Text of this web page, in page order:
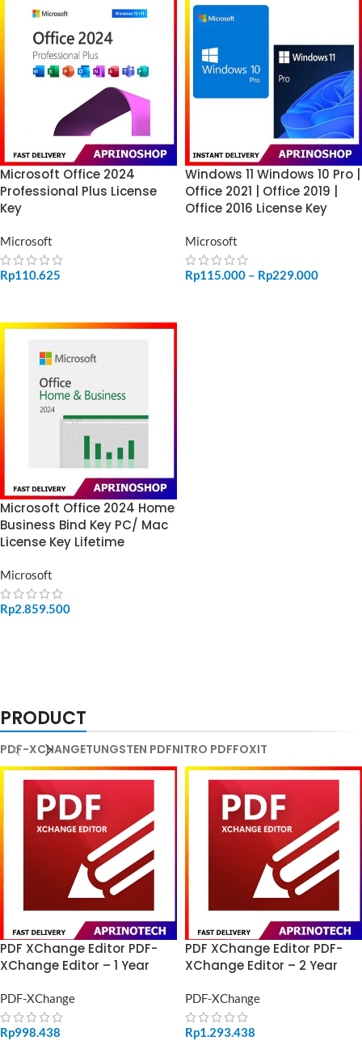
Microsoft Office 2024
Professional Plus License
Key
Microsoft
Rp110.625
Windows 11 Windows 10 Pro |
Office 2021 | Office 2019 |
Office 2016 License Key
Microsoft
Rp115.000 – Rp229.000
Microsoft Office 2024 Home
Business Bind Key PC/ Mac
License Key Lifetime
Microsoft
Rp2.859.500
PRODUCT
PDF-XCHANGETUNGSTEN PDFNITRO PDFFOXIT
PDF XChange Editor PDF-
XChange Editor – 1 Year
PDF-XChange
Rp998.438
PDF XChange Editor PDF-
XChange Editor – 2 Year
PDF-XChange
Rp1.293.438